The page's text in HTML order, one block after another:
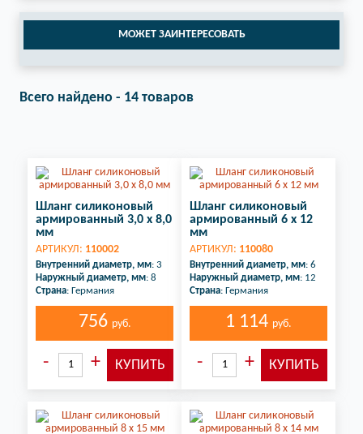
МОЖЕТ ЗАИНТЕРЕСОВАТЬ
Всего найдено - 14 товаров
Шланг силиконовый
армированный 3,0 x 8,0
мм
АРТИКУЛ: 110002
Внутренний диаметр, мм: 3
Наружный диаметр, мм: 8
Страна: Германия
756 руб.
Шланг силиконовый
армированный 6 х 12
мм
АРТИКУЛ: 110080
Внутренний диаметр, мм: 6
Наружный диаметр, мм: 12
Страна: Германия
1 114 руб.